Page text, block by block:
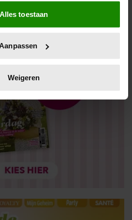
we ook graag:
over uw geografische locatie,
nauwkeurig kan zijn
(fingerprinting)
in het
om content en advertenties te
voor social media te bieden
te analyseren. Ook delen we
van onze site met onze
adverteren en analyse. Deze
uw gebruik van hun services. U
cookies als u onze website blijft
Alles toestaan
Weigeren